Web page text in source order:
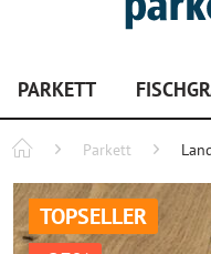
PARKETT
Parkett
TOPSELLER